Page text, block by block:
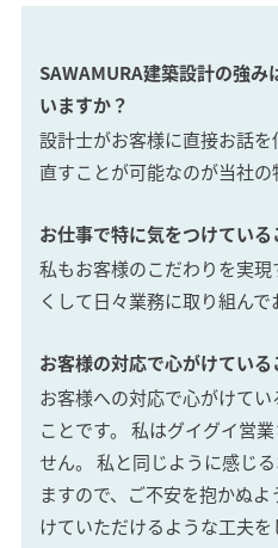
SAWAMURA建築設計の強
いますか？
設計士がお客様に直接お話
直すことが可能なのが当社の
お仕事で特に気をつけている
私もお客様のこだわりを実
くして日々業務に取り組んで
お客様の対応で心がけている
お客様への対応で心がけて
ことです。 私はグイグイ営
せん。 私と同じように感じ
ますので、ご不安を抱かぬ
けていただけるような工夫を